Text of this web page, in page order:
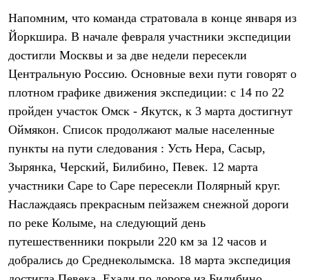
Брюки
Флисовая одежда
Куртки
Брюки
Жилеты
Термобелье
Теплое термобелье
Среднее термобелье
Легкое термобелье
Лёгкая одежда
Футболки
Рубашки
Толстовки
Брюки
Шорты
Женская одежда
Утепленная пухом
Куртки
Брюки
Жилеты
Напомним, что команда стратовала в конце января из
Йоркшира. В начале февраля участники экспедиции
достигли Москвы и за две недели пересекли
Центральную Россию. Основные вехи пути говорят о
плотном графике движения экспедиции: с 14 по 22
пройден участок Омск - Якутск, к 3 марта достигнут
Оймякон. Список продолжают малые наcеленные
пункты на пути следования : Усть Нера, Сасыр,
Зырянка, Черский, Билибино, Певек. 12 марта
участники Cape to Cape пересекли Полярный круг.
Наслаждаясь прекрасным пейзажем снежной дороги
по реке Колыме, на следующий день
путешественники покрыли 220 км за 12 часов и
добрались до Среднеколымска. 18 марта экспедиция